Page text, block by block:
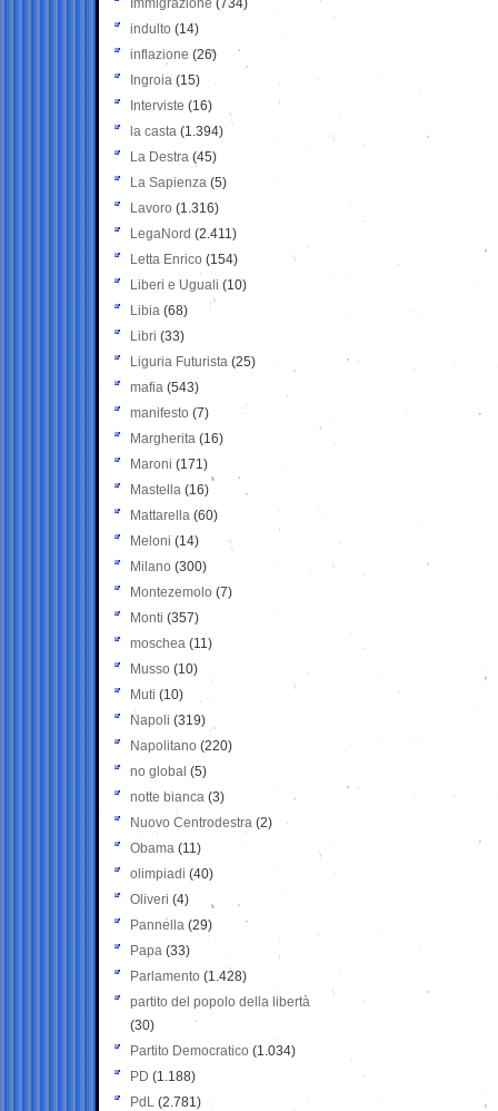
Immigrazione (734)
indulto (14)
inflazione (26)
Ingroia (15)
Interviste (16)
la casta (1.394)
La Destra (45)
La Sapienza (5)
Lavoro (1.316)
LegaNord (2.411)
Letta Enrico (154)
Liberi e Uguali (10)
Libia (68)
Libri (33)
Liguria Futurista (25)
mafia (543)
manifesto (7)
Margherita (16)
Maroni (171)
Mastella (16)
Mattarella (60)
Meloni (14)
Milano (300)
Montezemolo (7)
Monti (357)
moschea (11)
Musso (10)
Muti (10)
Napoli (319)
Napolitano (220)
no global (5)
notte bianca (3)
Nuovo Centrodestra (2)
Obama (11)
olimpiadi (40)
Oliveri (4)
Pannella (29)
Papa (33)
Parlamento (1.428)
partito del popolo della libertà
(30)
Partito Democratico (1.034)
PD (1.188)
PdL (2.781)